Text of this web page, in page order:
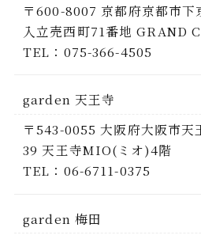
〒600-8007 京都府京都市下
入立売西町71番地 GRAND
TEL：075-366-4505
garden 天王寺
〒543-0055 大阪府大阪市天
39 天王寺MIO(ミオ)4階
TEL：06-6711-0375
garden 梅田